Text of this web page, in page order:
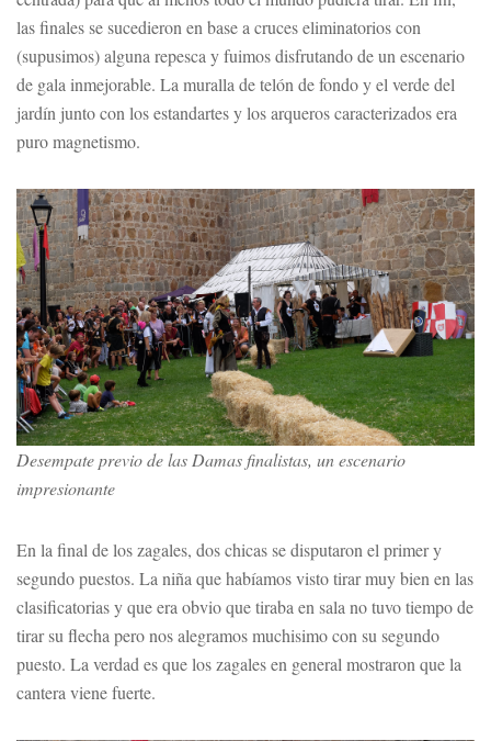
las finales se sucedieron en base a cruces eliminatorios con
(supusimos) alguna repesca y fuimos disfrutando de un escenario
de gala inmejorable. La muralla de telón de fondo y el verde del
jardín junto con los estandartes y los arqueros caracterizados era
puro magnetismo.
Desempate previo de las Damas finalistas, un escenario
impresionante
En la final de los zagales, dos chicas se disputaron el primer y
segundo puestos. La niña que habíamos visto tirar muy bien en las
clasificatorias y que era obvio que tiraba en sala no tuvo tiempo de
tirar su flecha pero nos alegramos muchisimo con su segundo
puesto. La verdad es que los zagales en general mostraron que la
cantera viene fuerte.